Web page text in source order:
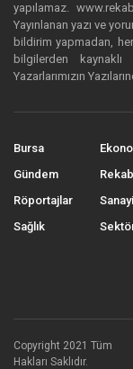
yapılamaz.
Yayınlanan yazı ve
bildirim yapmadan,
bilgilerden
Yazarlarımızın
Bursa
Gündem
Röportajlar
Sağlık
Sanayi
Copyright 2021 Tüm
Hakları Saklıdır.